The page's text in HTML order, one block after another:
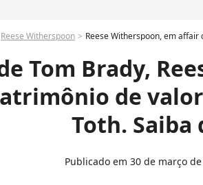
Reese Witherspoon Reese Witherspoon, em
Tom Brady,
de valor
Toth. Saiba
Publicado em 30 de março